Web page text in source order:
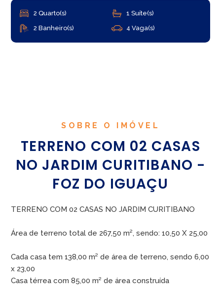
2 Quarto(s)
1 Suíte(s)
2 Banheiro(s)
4 Vaga(s)
SOBRE O IMÓVEL
TERRENO COM 02 CASAS
NO JARDIM CURITIBANO -
FOZ DO IGUAÇU
TERRENO COM 02 CASAS NO JARDIM CURITIBANO
Área de terreno total de 267,50 m², sendo: 10,50 X 25,00
Cada casa tem 138,00 m² de área de terreno, sendo 6,00
x 23,00
Casa térrea com 85,00 m² de área construída